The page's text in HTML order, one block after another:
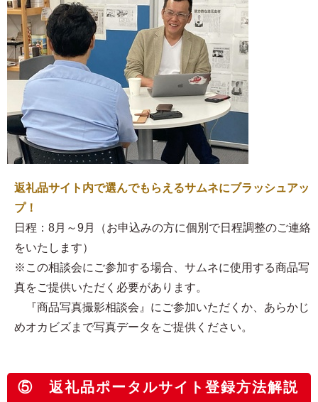
返礼品サイト内で選んでもらえるサムネにブラッシュアッ
プ！
日程：8月～9月（お申込みの方に個別で日程調整のご連絡
をいたします）
※この相談会にご参加する場合、サムネに使用する商品写
真をご提供いただく必要があります。
『商品写真撮影相談会』にご参加いただくか、あらかじ
めオカビズまで写真データをご提供ください。
⑤ 返礼品ポータルサイト登録方法解説